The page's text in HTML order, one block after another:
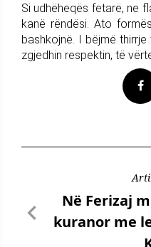
Si udhëheqës fetarë, ne
kanë rëndësi. Ato
bashkojnë. I bëjmë
zgjedhin respektin, të
Në Ferizaj
kuranor me